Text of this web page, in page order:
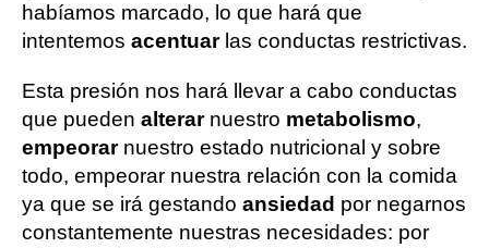
habíamos marcado, lo que hará que
intentemos acentuar las conductas restrictivas.
Esta presión nos hará llevar a cabo conductas
que pueden alterar nuestro metabolismo,
empeorar nuestro estado nutricional y sobre
todo, empeorar nuestra relación con la comida
ya que se irá gestando ansiedad por negarnos
constantemente nuestras necesidades: por